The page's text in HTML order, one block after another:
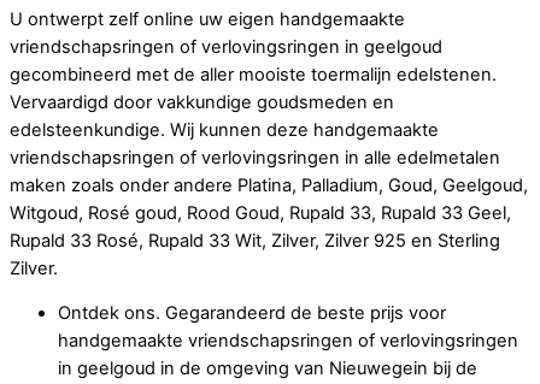
U ontwerpt zelf online uw eigen handgemaakte
vriendschapsringen of verlovingsringen in geelgoud
gecombineerd met de aller mooiste toermalijn edelstenen.
Vervaardigd door vakkundige goudsmeden en
edelsteenkundige. Wij kunnen deze handgemaakte
vriendschapsringen of verlovingsringen in alle edelmetalen
maken zoals onder andere Platina, Palladium, Goud, Geelgoud,
Witgoud, Rosé goud, Rood Goud, Rupald 33, Rupald 33 Geel,
Rupald 33 Rosé, Rupald 33 Wit, Zilver, Zilver 925 en Sterling
Zilver.
Ontdek ons. Gegarandeerd de beste prijs voor
handgemaakte vriendschapsringen of verlovingsringen
in geelgoud in de omgeving van Nieuwegein bij de